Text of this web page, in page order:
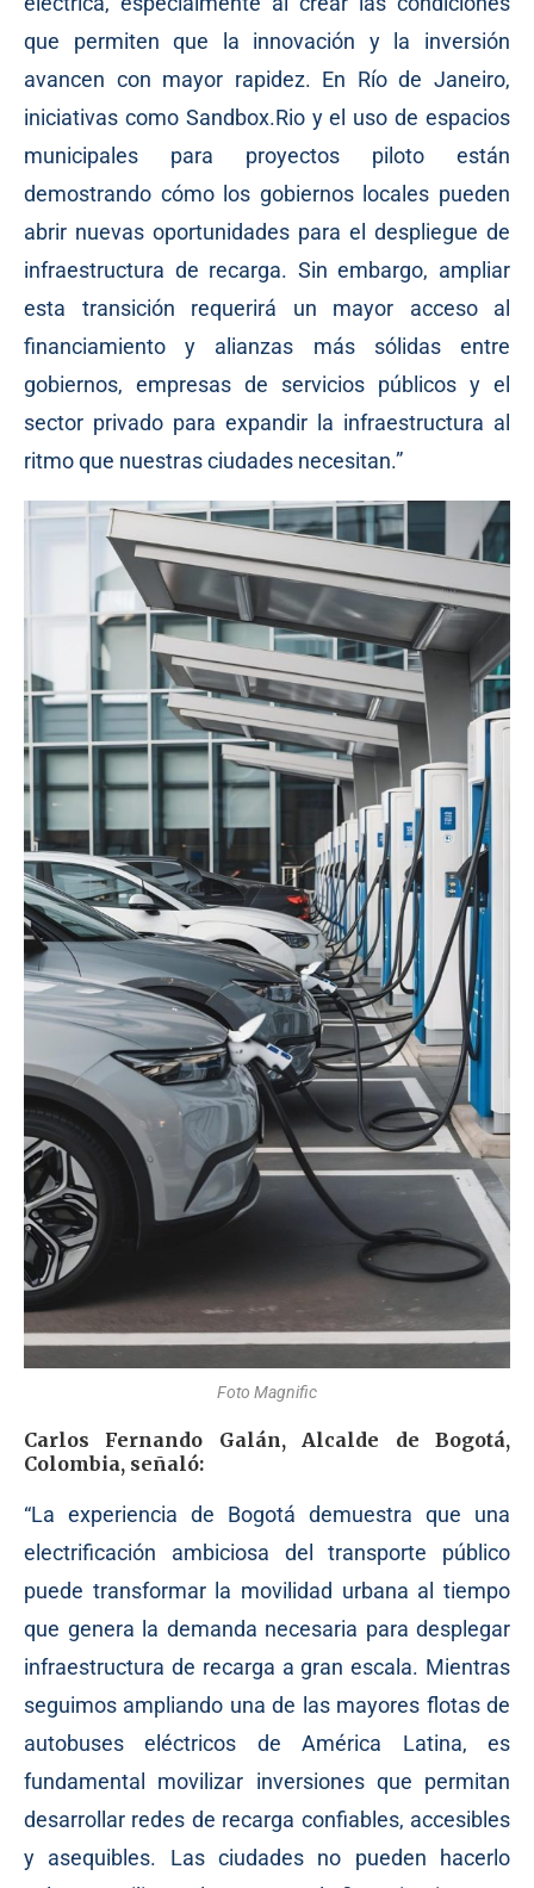
que permiten que la innovación y la inversión
avancen con mayor rapidez. En Río de Janeiro,
iniciativas como Sandbox.Rio y el uso de espacios
municipales para proyectos piloto están
demostrando cómo los gobiernos locales pueden
abrir nuevas oportunidades para el despliegue de
infraestructura de recarga. Sin embargo, ampliar
esta transición requerirá un mayor acceso al
financiamiento y alianzas más sólidas entre
gobiernos, empresas de servicios públicos y el
sector privado para expandir la infraestructura al
ritmo que nuestras ciudades necesitan.”
Foto Magnific
Carlos Fernando Galán, Alcalde de Bogotá,
Colombia, señaló:
“La experiencia de Bogotá demuestra que una
electrificación ambiciosa del transporte público
puede transformar la movilidad urbana al tiempo
que genera la demanda necesaria para desplegar
infraestructura de recarga a gran escala. Mientras
seguimos ampliando una de las mayores flotas de
autobuses eléctricos de América Latina, es
fundamental movilizar inversiones que permitan
desarrollar redes de recarga confiables, accesibles
y asequibles. Las ciudades no pueden hacerlo